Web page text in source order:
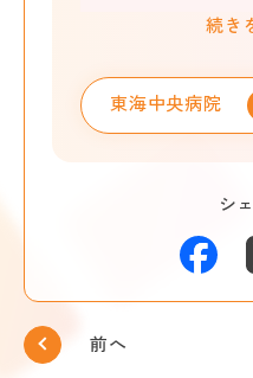
業、メンタルヘル
絡ください。
東海中央病院
シ
前へ